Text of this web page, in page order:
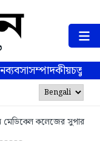
ব্যবসাসম্পাদকীয়
মেডিকেল কলেজের সুপার